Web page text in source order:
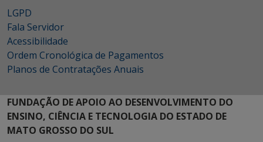
LGPD
Fala Servidor
Acessibilidade
Ordem Cronológica de Pagamentos
Planos de Contratações Anuais
FUNDAÇÃO DE APOIO AO DESENVOLVIMENTO DO
ENSINO, CIÊNCIA E TECNOLOGIA DO ESTADO DE
MATO GROSSO DO SUL